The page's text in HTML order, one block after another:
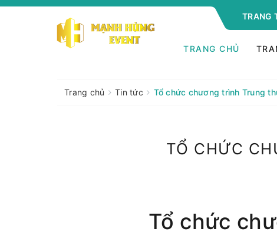
TRANG
TRANG CHỦ
Trang chủ Tin tức Tổ chức chương trình Trung
TỔ CHỨC
Tổ chức